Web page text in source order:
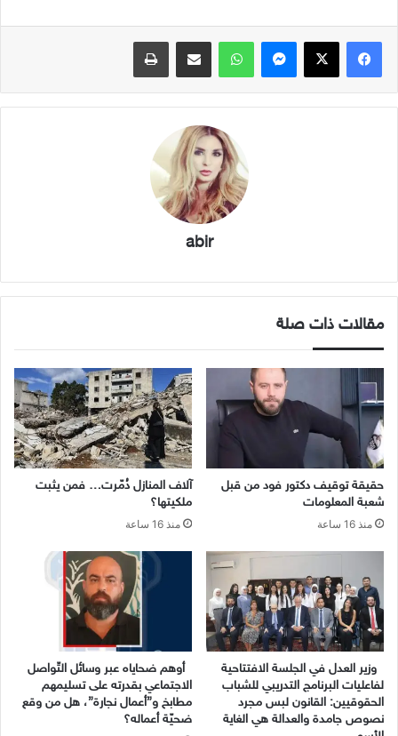
فيسبوك X ماسنجر واتساب مشاركة عبر البريد طباعة
abir
مقالات ذات صلة
حقيقة توقيف دكتور فود من قبل
شعبة المعلومات
منذ 16 ساعة
آلاف المنازل دُمّرت… فمن يثبت
ملكيتها؟
منذ 16 ساعة
وزير العدل في الجلسة الافتتاحية
لفاعليات البرنامج التدريبي للشباب
الحقوقيين: القانون لبس مجرد
نصوص جامدة والعدالة هي الغاية
أوهم ضحاياه عبر وسائل التّواصل
الاجتماعي بقدرته على تسليمهم
مطابخ و”أعمال نجارة”، هل من وقع
ضحيّة أعماله؟